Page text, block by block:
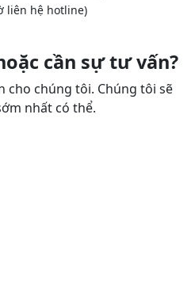
liên hệ hotline)
cần sự tư vấn?
cho chúng tôi. Chúng tôi sẽ
nhất có thể.